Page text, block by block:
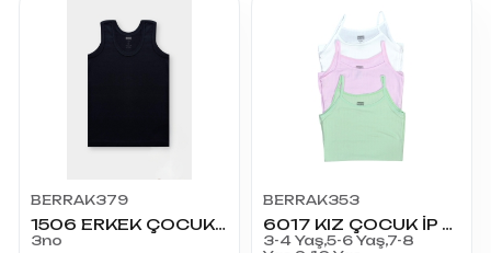
BERRAK379
1506 ERKEK ÇOCUK ATLET RENKLİ 3
3no
BERRAK353
6017 KIZ ÇOCUK İP ASKI ATLET
3-4 Yaş,5-6 Yaş,7-8